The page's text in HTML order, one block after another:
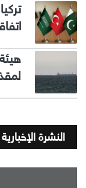
النشرة الإخبارية